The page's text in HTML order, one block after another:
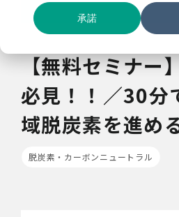
承諾
【無料セミナー
必見！！／30分
域脱炭素を進め
脱炭素・カーボンニュートラル